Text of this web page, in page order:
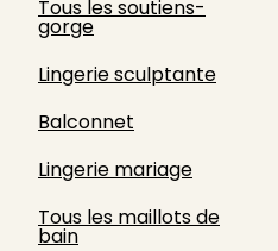
Tous les soutiens-
gorge
Lingerie sculptante
Balconnet
Lingerie mariage
Tous les maillots de
bain